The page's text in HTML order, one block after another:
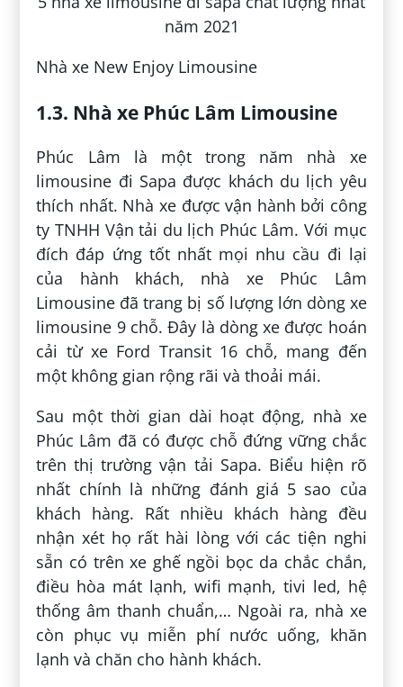
Nhà xe New Enjoy Limousine
1.3. Nhà xe Phúc Lâm Limousine
Phúc Lâm là một trong năm nhà xe
limousine đi Sapa được khách du lịch yêu
thích nhất. Nhà xe được vận hành bởi công
ty TNHH Vận tải du lịch Phúc Lâm. Với mục
đích đáp ứng tốt nhất mọi nhu cầu đi lại
của hành khách, nhà xe Phúc Lâm
Limousine đã trang bị số lượng lớn dòng xe
limousine 9 chỗ. Đây là dòng xe được hoán
cải từ xe Ford Transit 16 chỗ, mang đến
một không gian rộng rãi và thoải mái.
Sau một thời gian dài hoạt động, nhà xe
Phúc Lâm đã có được chỗ đứng vững chắc
trên thị trường vận tải Sapa. Biểu hiện rõ
nhất chính là những đánh giá 5 sao của
khách hàng. Rất nhiều khách hàng đều
nhận xét họ rất hài lòng với các tiện nghi
sẵn có trên xe ghế ngồi bọc da chắc chắn,
điều hòa mát lạnh, wifi mạnh, tivi led, hệ
thống âm thanh chuẩn,… Ngoài ra, nhà xe
còn phục vụ miễn phí nước uống, khăn
lạnh và chăn cho hành khách.